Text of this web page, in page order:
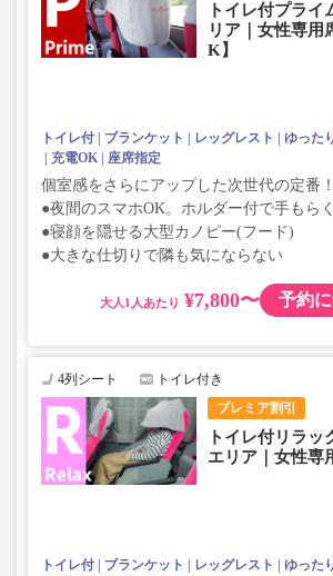
トイレ付プライ
リア｜女性専用
K】
トイレ付 ブランケット レッグレスト ゆった
充電OK
座席指定
個室感をさらにアップした次世代の定番！
●夜間のスマホOK。ホルダー付で手もら
●寝顔を隠せる大型カノピー(フード)
●大きな仕切りで隣も気にならない
大人 ¥7,800〜 予約
プレミア割引
4列シート トイレ付き
トイレ付リラッ
エリア｜女性専
トイレ付 ブランケット レッグレスト ゆった